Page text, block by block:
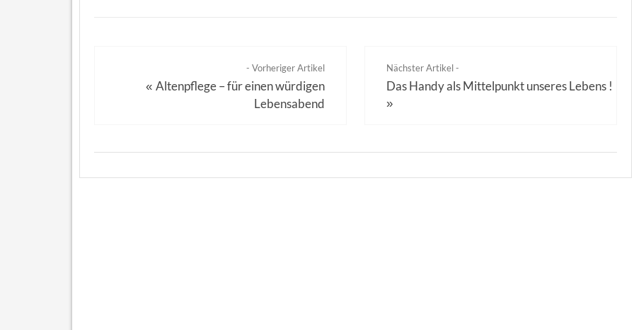
- Vorheriger Artikel
« Altenpflege – für einen würdigen
Lebensabend
Nächster Artikel -
Das Handy als Mittelpunkt unseres Lebens !
»